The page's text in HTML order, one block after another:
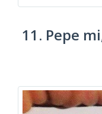
11. Pepe